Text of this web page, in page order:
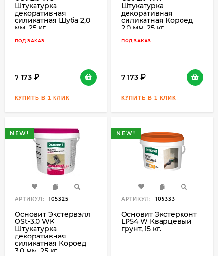
Штукатурка
декоративная
силикатная Шуба 2,0
мм, 25 кг.
ПОД ЗАКАЗ
7 173
Штукатурка
декоративная
силикатная Короед
2,0 мм, 25 кг.
ПОД ЗАКАЗ
7 173
NEW!
АРТИКУЛ: 105325
Основит Экстервэлл
OSt-3.0 WK
Штукатурка
декоративная
силикатная Короед
3,0 мм, 25 кг.
NEW!
АРТИКУЛ: 105333
Основит Экстерконт
LP54 W Кварцевый
грунт, 15 кг.